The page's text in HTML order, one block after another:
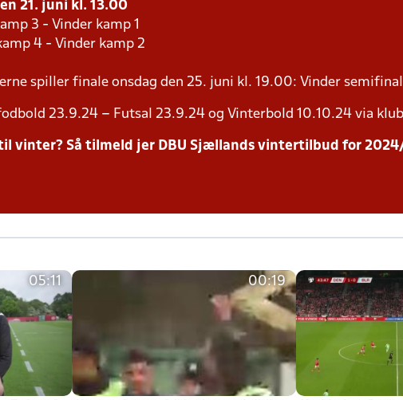
21. juni kl. 13.00
3 - Vinder kamp 1
4 - Vinder kamp 2
spiller finale onsdag den 25. juni kl. 19.00: Vinder
23.9.24 – Futsal 23.9.24 og Vinterbold 10.10.24 via
vinter? Så tilmeld jer DBU Sjællands vintertilbud for
05:11 00:19